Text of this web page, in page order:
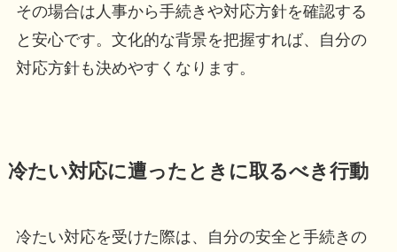
その場合は人事から手続きや対応方針を確認する
と安心です。文化的な背景を把握すれば、自分の
対応方針も決めやすくなります。
冷たい対応に遭ったときに取るべき行動
冷たい対応を受けた際は、自分の安全と手続きの